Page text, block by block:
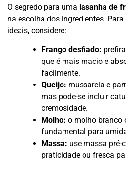
O segredo para uma lasanha de
na escolha dos ingredientes.
ideais, considere:
Frango desfiado:
que é mais macio e
facilmente.
Queijo: mussarela e
mas pode-se incluir
cremosidade.
Molho: o molho branco
fundamental para
Massa: use massa pré-
praticidade ou fresca